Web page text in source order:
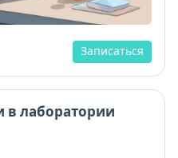
Записаться
в лаборатории